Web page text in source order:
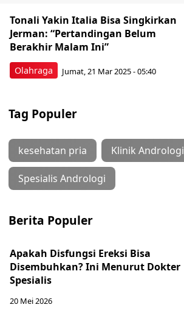
Olahraga
Tonali Yakin Italia Bisa Singkirkan
Jerman: “Pertandingan Belum
Berakhir Malam Ini”
Jumat, 21 Mar 2025 - 05:40
Tag Populer
kesehatan pria Klinik Andrologi
Spesialis Andrologi
Berita Populer
Apakah Disfungsi Ereksi Bisa
Disembuhkan? Ini Menurut Dokter
Spesialis
20 Mei 2026